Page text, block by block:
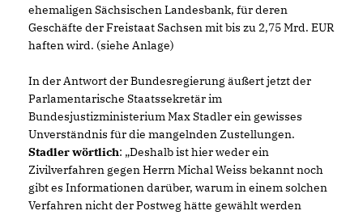
ehemaligen Sächsischen Landesbank, für deren
Geschäfte der Freistaat Sachsen mit bis zu 2,75 Mrd. EUR
haften wird. (siehe Anlage)
In der Antwort der Bundesregierung äußert jetzt der
Parlamentarische Staatssekretär im
Bundesjustizministerium Max Stadler ein gewisses
Unverständnis für die mangelnden Zustellungen.
Stadler wörtlich: „Deshalb ist hier weder ein
Zivilverfahren gegen Herrn Michal Weiss bekannt noch
gibt es Informationen darüber, warum in einem solchen
Verfahren nicht der Postweg hätte gewählt werden